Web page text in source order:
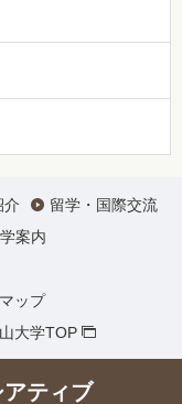
介
留学・国際交流
案内
ップ
大学TOP
ティブ